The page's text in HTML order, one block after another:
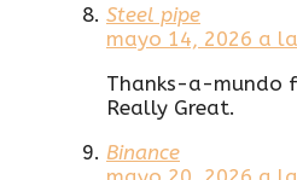
Steel pipe
mayo 14, 2026 a
Thanks-a-mundo
Really Great.
Binance